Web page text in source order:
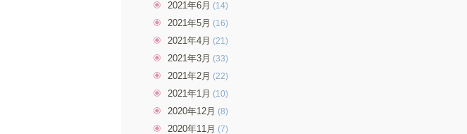
2021年6月 (14)
2021年5月 (16)
2021年4月 (21)
2021年3月 (33)
2021年2月 (22)
2021年1月 (10)
2020年12月 (8)
2020年11月 (7)